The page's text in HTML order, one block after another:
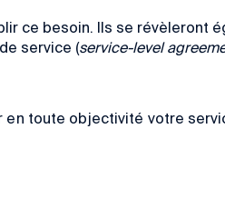
ce besoin. Ils se révèleront
service (service-level
en toute objectivité votre